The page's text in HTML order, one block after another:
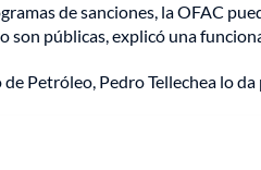
de sanciones, la OFAC
son públicas, explicó una
Petróleo, Pedro Tellechea lo